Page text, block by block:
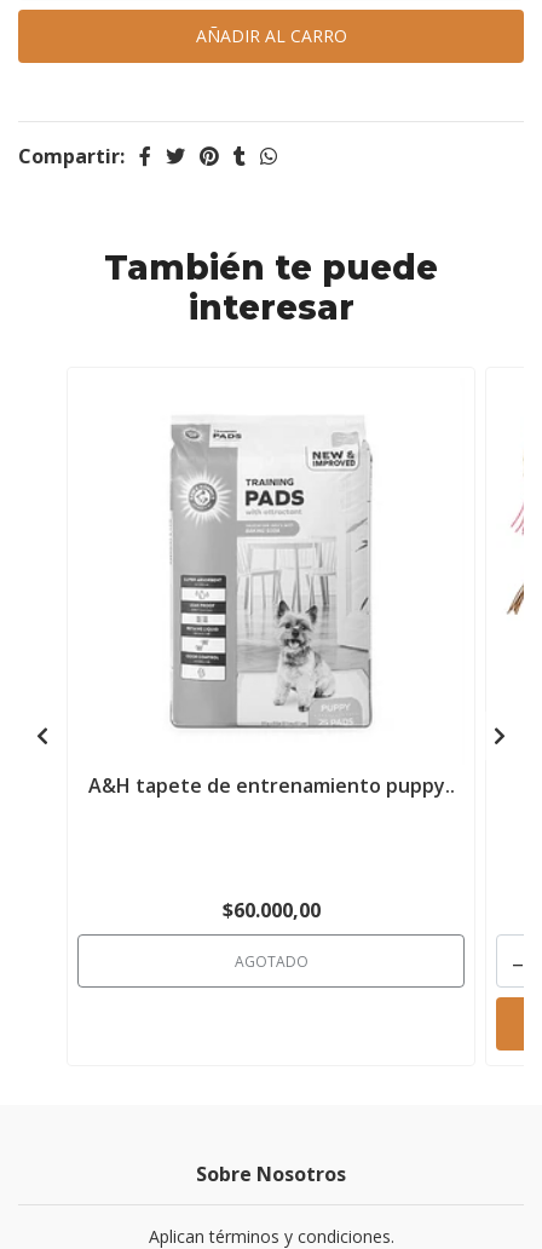
Compartir:
También te puede
interesar
A&H tapete de entrenamiento puppy..
$60.000,00
AGOTADO -
Sobre Nosotros
Aplican términos y condiciones.